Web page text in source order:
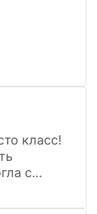
класс!
с
покупать